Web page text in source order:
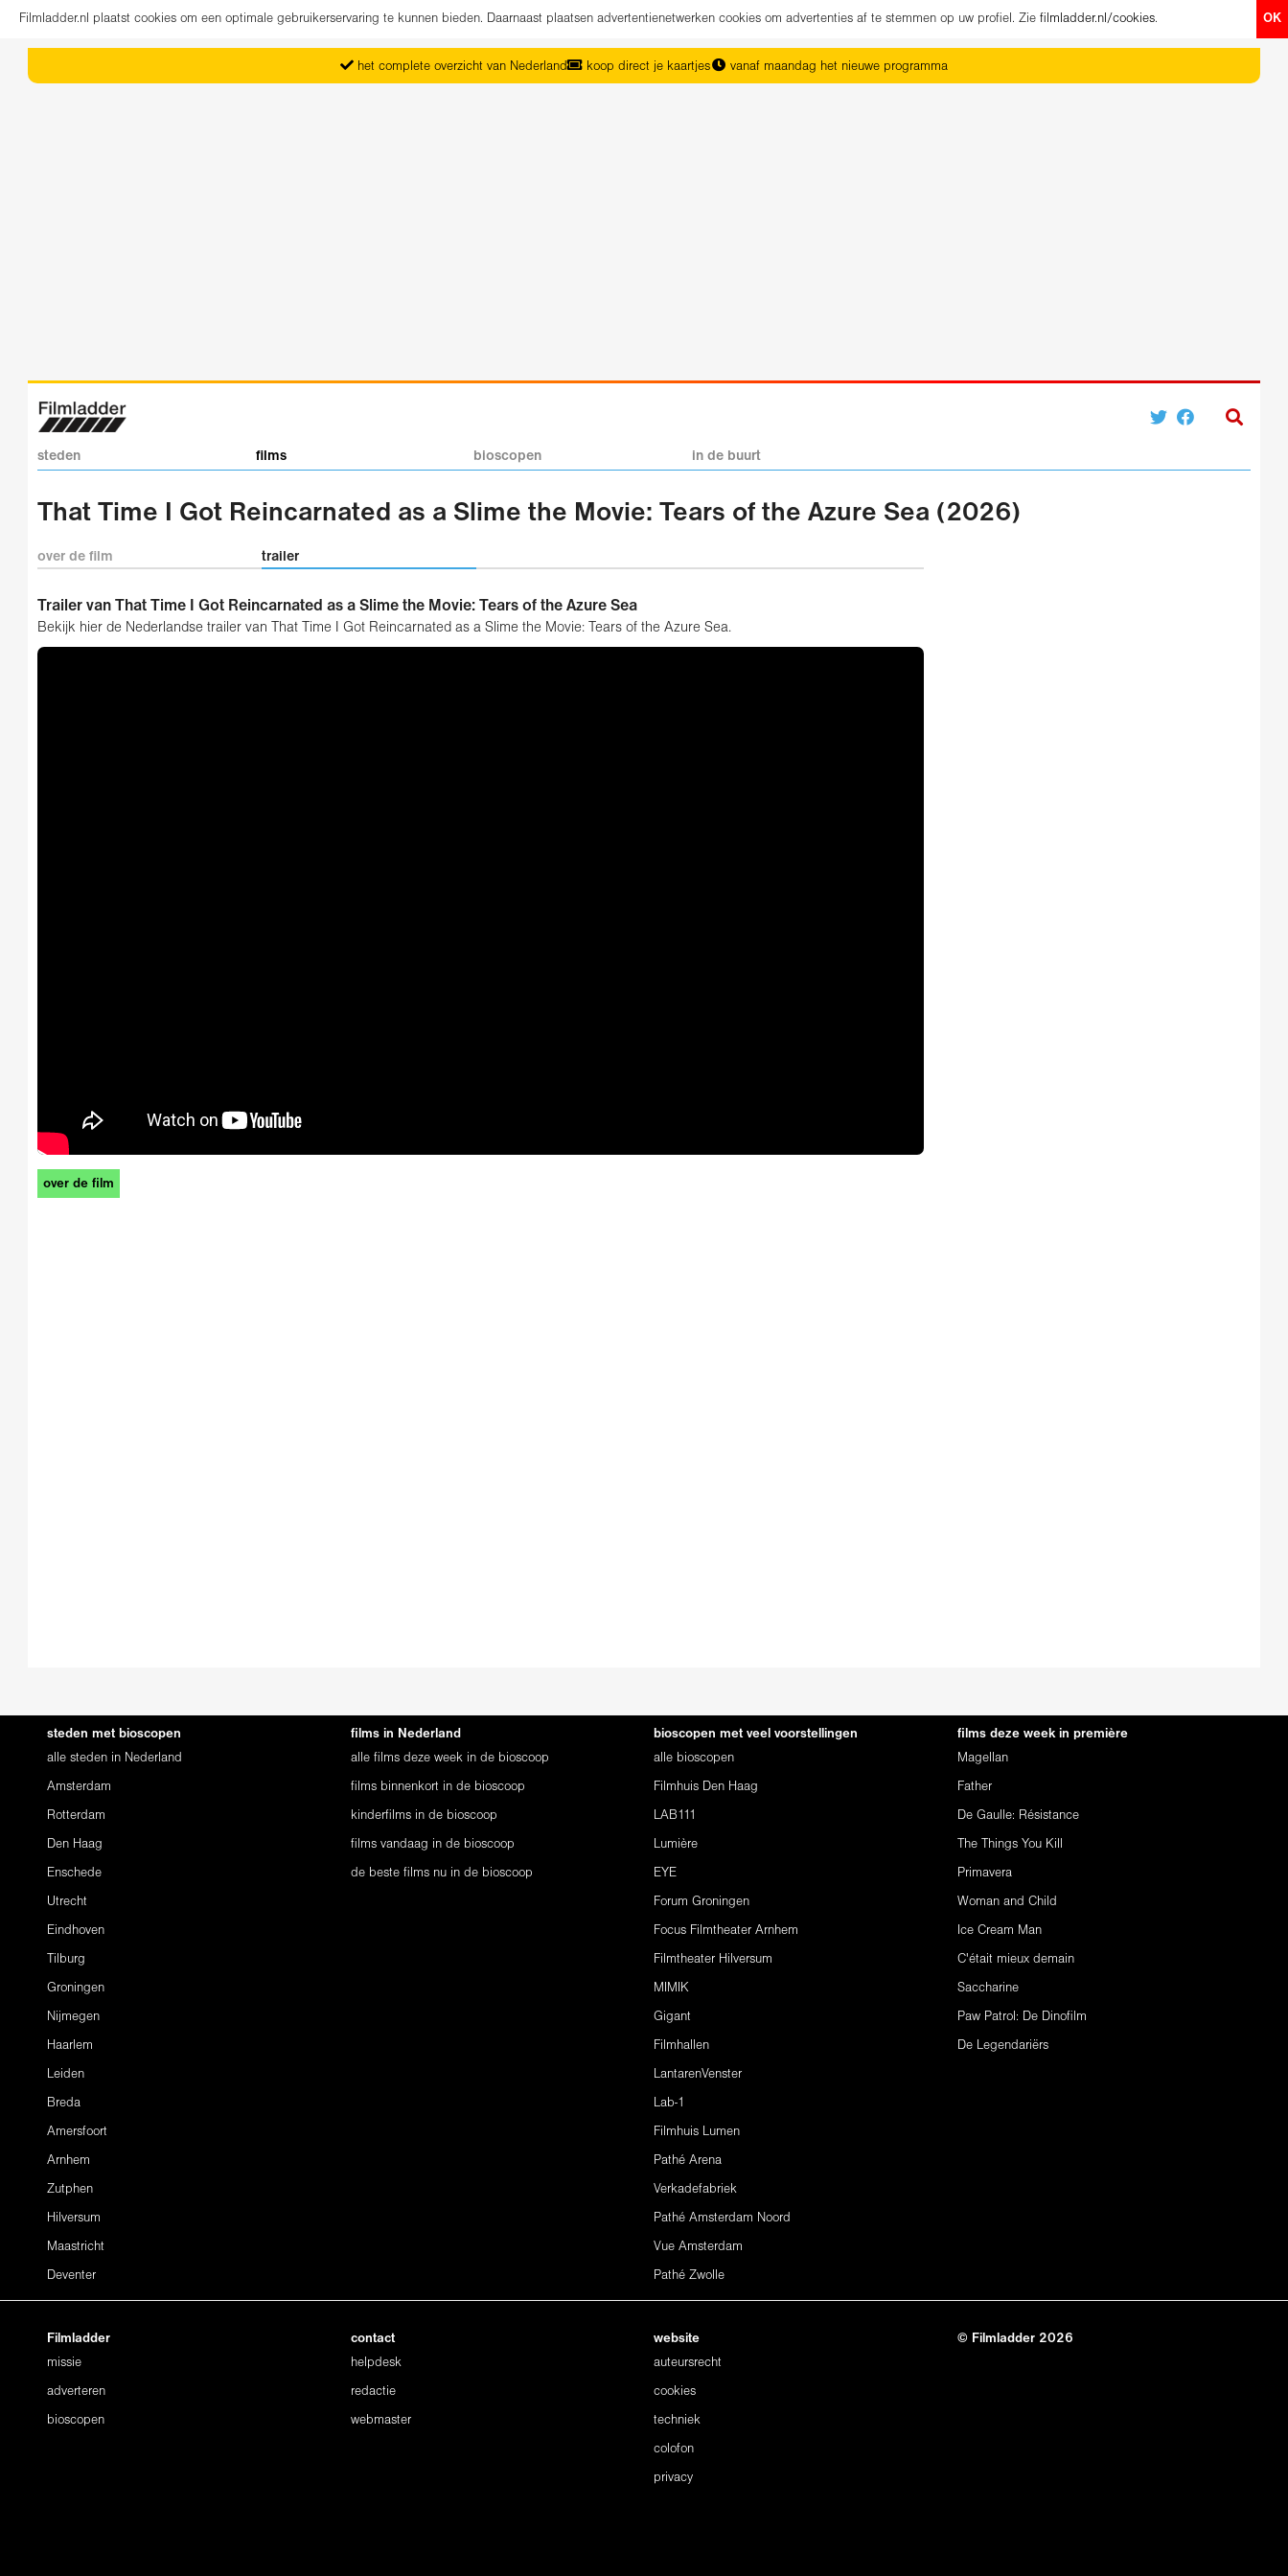
OK
Filmladder.nl plaatst cookies om een optimale gebruikerservaring te kunnen bieden. Daarnaast plaatsen advertentienetwerken cookies om advertenties af te stemmen op uw profiel. Zie filmladder.nl/cookies.
het complete overzicht van Nederland koop direct je kaartjes vanaf maandag het nieuwe programma
steden films bioscopen in de buurt
That Time I Got Reincarnated as a Slime the Movie: Tears of the Azure Sea (2026)
over de film trailer
Trailer van That Time I Got Reincarnated as a Slime the Movie: Tears of the Azure Sea
Bekijk hier de Nederlandse trailer van That Time I Got Reincarnated as a Slime the Movie: Tears of the Azure Sea.
over de film
steden met bioscopen
alle steden in Nederland
Amsterdam
Rotterdam
Den Haag
Enschede
Utrecht
Eindhoven
Tilburg
Groningen
Nijmegen
Haarlem
Leiden
Breda
Amersfoort
Arnhem
Zutphen
Hilversum
Maastricht
Deventer
films in Nederland
alle films deze week in de bioscoop
films binnenkort in de bioscoop
kinderfilms in de bioscoop
films vandaag in de bioscoop
de beste films nu in de bioscoop
bioscopen met veel voorstellingen
alle bioscopen
Filmhuis Den Haag
LAB111
Lumière
EYE
Forum Groningen
Focus Filmtheater Arnhem
Filmtheater Hilversum
MIMIK
Gigant
Filmhallen
LantarenVenster
Lab-1
Filmhuis Lumen
Pathé Arena
Verkadefabriek
Pathé Amsterdam Noord
Vue Amsterdam
Pathé Zwolle
films deze week in première
Magellan
Father
De Gaulle: Résistance
The Things You Kill
Primavera
Woman and Child
Ice Cream Man
C'était mieux demain
Saccharine
Paw Patrol: De Dinofilm
De Legendariërs
Filmladder
missie
adverteren
bioscopen
contact
helpdesk
redactie
webmaster
website
auteursrecht
cookies
techniek
colofon
privacy
© Filmladder 2026